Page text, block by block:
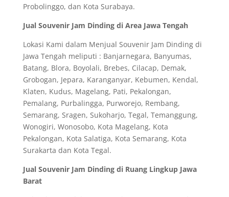
Probolinggo, dan Kota Surabaya.
Jual Souvenir Jam Dinding di Area Jawa Tengah
Lokasi Kami dalam Menjual Souvenir Jam Dinding di
Jawa Tengah meliputi : Banjarnegara, Banyumas,
Batang, Blora, Boyolali, Brebes, Cilacap, Demak,
Grobogan, Jepara, Karanganyar, Kebumen, Kendal,
Klaten, Kudus, Magelang, Pati, Pekalongan,
Pemalang, Purbalingga, Purworejo, Rembang,
Semarang, Sragen, Sukoharjo, Tegal, Temanggung,
Wonogiri, Wonosobo, Kota Magelang, Kota
Pekalongan, Kota Salatiga, Kota Semarang, Kota
Surakarta dan Kota Tegal.
Jual Souvenir Jam Dinding di Ruang Lingkup Jawa
Barat